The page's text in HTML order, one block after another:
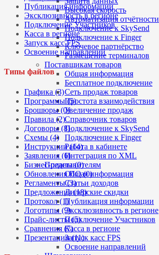
Высокая скорость
Автоматизация отчётности
Подключение к SkySend
Подключение к Finger
Ключевое партнёрство
Размещение терминалов
Поставщикам товаров
Общая информация
Бесплатное подключение
Сеть продаж товаров
Простота взаимодействия
Увеличение продаж
Справочник товаров
Подключение к SkySend
Подключение к Finger
Работа в кабинете
Интеграция по XML
Представителям
Общая информация
Статьи доходов
Дилерские скидки
Публикация информации
Эксклюзивность в регионе
Подключение Участников
Касса в регионе
Запуск касс FPS
Освоение направлений
Публикация информации
Эксклюзивность в регионе
Подключение Участников
Касса в регионе
Запуск касс FPS
Освоение направлений
Типы файлов
Графика (3)
Программы (5)
Брошюры (0)
Правила (2)
Договоры (8)
Схемы (4)
Инструкции (14)
Заявления (6)
Бизнес-планы (0)
Обновления ПО (0)
Регламенты (3)
Предложения (18)
Протокол (1)
Логотипы (9)
Прайс-листы (5)
Сравнения (7)
Презентации (11)